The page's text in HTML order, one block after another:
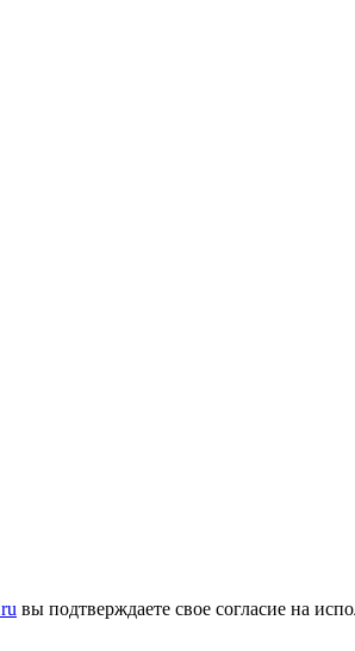
вы подтверждаете свое согласие на